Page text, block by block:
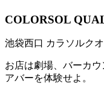
COLORSOL
池袋西口 カラソルク
お店は劇場、バーカ
アバーを体験せよ。